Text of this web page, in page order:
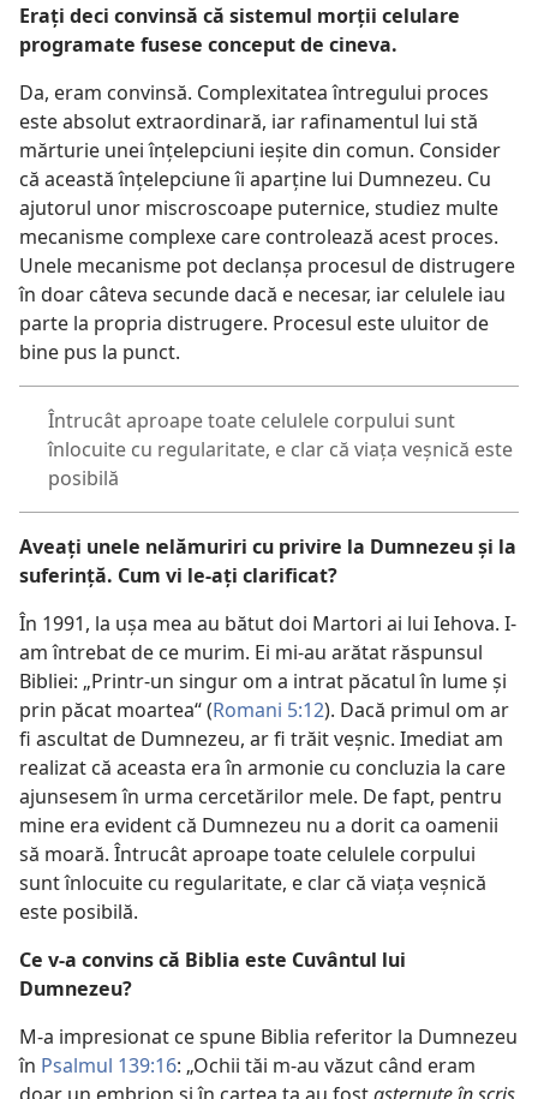
Eraţi deci convinsă că sistemul morţii celulare
programate fusese conceput de cineva.
Da, eram convinsă. Complexitatea întregului proces
este absolut extraordinară, iar rafinamentul lui stă
mărturie unei înţelepciuni ieşite din comun. Consider
că această înţelepciune îi aparţine lui Dumnezeu. Cu
ajutorul unor miscroscoape puternice, studiez multe
mecanisme complexe care controlează acest proces.
Unele mecanisme pot declanşa procesul de distrugere
în doar câteva secunde dacă e necesar, iar celulele iau
parte la propria distrugere. Procesul este uluitor de
bine pus la punct.
Întrucât aproape toate celulele corpului sunt
înlocuite cu regularitate, e clar că viaţa veşnică este
posibilă
Aveaţi unele nelămuriri cu privire la Dumnezeu şi la
suferinţă. Cum vi le-aţi clarificat?
În 1991, la uşa mea au bătut doi Martori ai lui Iehova. I-
am întrebat de ce murim. Ei mi-au arătat răspunsul
Bibliei: „Printr-un singur om a intrat păcatul în lume şi
prin păcat moartea“ (Romani 5:12). Dacă primul om ar
fi ascultat de Dumnezeu, ar fi trăit veşnic. Imediat am
realizat că aceasta era în armonie cu concluzia la care
ajunsesem în urma cercetărilor mele. De fapt, pentru
mine era evident că Dumnezeu nu a dorit ca oamenii
să moară. Întrucât aproape toate celulele corpului
sunt înlocuite cu regularitate, e clar că viaţa veşnică
este posibilă.
Ce v-a convins că Biblia este Cuvântul lui
Dumnezeu?
M-a impresionat ce spune Biblia referitor la Dumnezeu
în Psalmul 139:16: „Ochii tăi m-au văzut când eram
doar un embrion şi în cartea ta au fostaşternute în scris